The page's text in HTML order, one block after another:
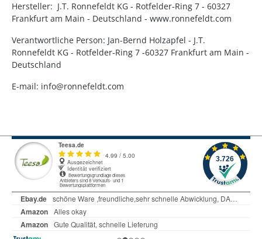
Hersteller: J.T. Ronnefeldt KG - Rotfelder-Ring 7 - 60327
Frankfurt am Main - Deutschland - www.ronnefeldt.com
Verantwortliche Person: Jan-Bernd Holzapfel - J.T.
Ronnefeldt KG - Rotfelder-Ring 7 -60327 Frankfurt am Main -
Deutschland
E-mail: info@ronnefeldt.com